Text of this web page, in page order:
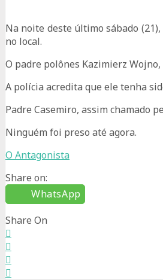
Na noite deste último sábado
no local.
O padre polônes Kazimierz
A polícia acredita que ele tenha
Padre Casemiro, assim chamado
Ninguém foi preso até agora.
O Antagonista
Share on:
WhatsApp
Share On